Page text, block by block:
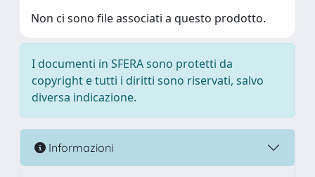
Non ci sono file associati a questo prodotto.
I documenti in SFERA sono protetti da
copyright e tutti i diritti sono riservati, salvo
diversa indicazione.
Informazioni